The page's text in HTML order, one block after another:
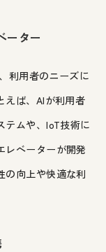
ーター
利用者のニーズに
えば、AIが利用者
テムや、IoT技術に
レベーターが開発
の向上や快適な利